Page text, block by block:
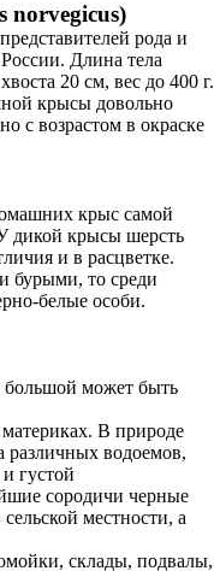
norvegicus)
рода и
Длина тела
20 см, вес до 400 г.
крысы довольно
с возрастом в окраске
крыс самой
дикой крысы шерсть
и в расцветке.
бурыми, то среди
белые особи.
большой может быть
материках. В природе
различных водоемов,
густой
сородичи черные
местности, а
склады, подвалы,